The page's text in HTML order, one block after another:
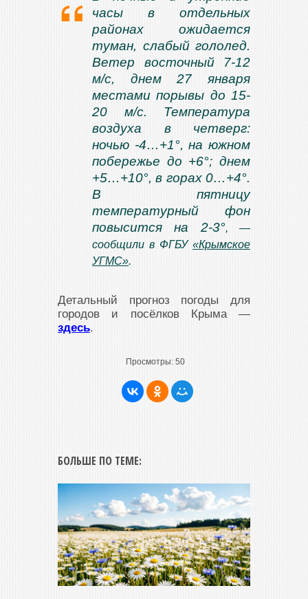
часы в отдельных
районах ожидается
туман, слабый гололед.
Ветер восточный 7-12
м/с, днем 27 января
местами порывы до 15-
20 м/с. Температура
воздуха в четверг:
ночью -4…+1°, на южном
побережье до +6°; днем
+5…+10°, в горах 0…+4°.
В пятницу
температурный фон
повысится на 2-3°, —
сообщили в ФГБУ «Крымское
УГМС».
Детальный прогноз погоды для
городов и посёлков Крыма —
здесь.
Просмотры: 50
БОЛЬШЕ ПО ТЕМЕ: